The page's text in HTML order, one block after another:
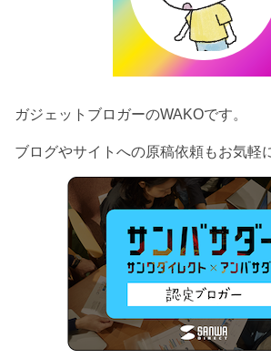
ガジェットブロガーのWAKOです。
ブログやサイトへの原稿依頼もお気軽